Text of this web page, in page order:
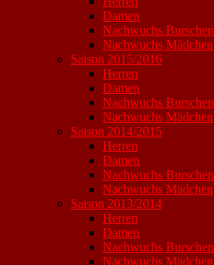
Damen
Nachwuchs Burschen
Nachwuchs Mädchen
Saison 2015/2016
Herren
Damen
Nachwuchs Burschen
Nachwuchs Mädchen
Saison 2014/2015
Herren
Damen
Nachwuchs Burschen
Nachwuchs Mädchen
Saison 2013/2014
Herren
Damen
Nachwuchs Burschen
Nachwuchs Mädchen